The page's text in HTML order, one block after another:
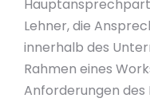
Lehner, die
innerhalb des
Rahmen eines
Anforderungen des